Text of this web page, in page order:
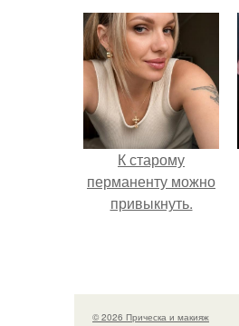
К старому
перманенту можно
привыкнуть.
© 2026 Прическа и макияж